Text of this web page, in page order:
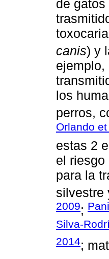
de
canis) y
ejemplo,
los
perros,
Orlando
estas 2
el riesgo
para la
silvestre
2009;
Silva-
2014;